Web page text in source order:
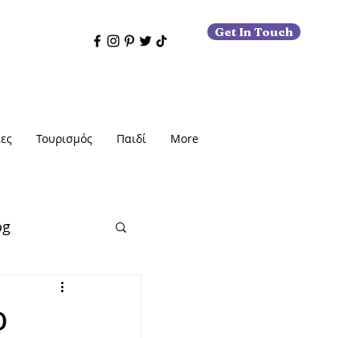
Get In Touch
Τουρισμός Παιδί More